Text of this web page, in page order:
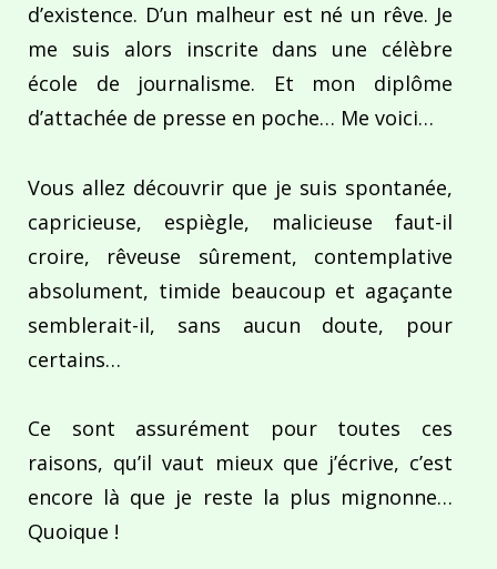
d’existence. D’un malheur est né un rêve. Je
me suis alors inscrite dans une célèbre
école de journalisme. Et mon diplôme
d’attachée de presse en poche… Me voici…
Vous allez découvrir que je suis spontanée,
capricieuse, espiègle, malicieuse faut-il
croire, rêveuse sûrement, contemplative
absolument, timide beaucoup et agaçante
semblerait-il, sans aucun doute, pour
certains…
Ce sont assurément pour toutes ces
raisons, qu’il vaut mieux que j’écrive, c’est
encore là que je reste la plus mignonne…
Quoique !